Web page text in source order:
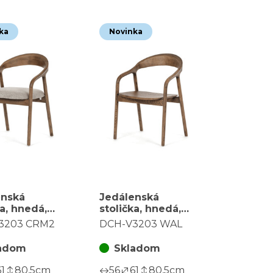
hnedá,
DCH-
CRM2
80,5cm
Novinka
Jedálenská
stolička, hnedá,
masív jaseň, DCH-
DCH-V3203 WAL
Skladom
56
61 80,5cm